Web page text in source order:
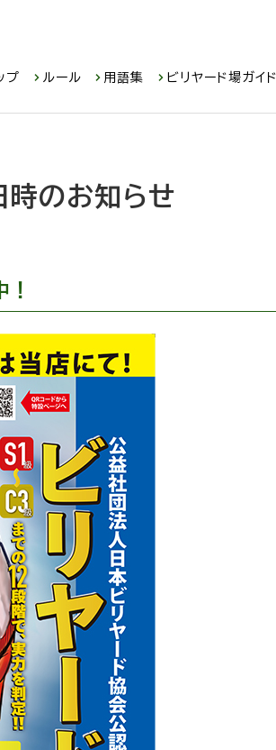
プ ルール 用語集 ビリヤード場ガイ
時のお知らせ